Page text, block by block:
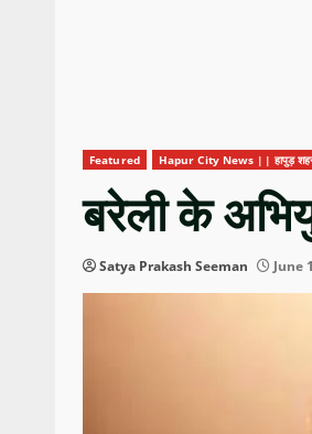
Featured Hapur City News || हापुड़
बरेली के
Satya Prakash Seeman June